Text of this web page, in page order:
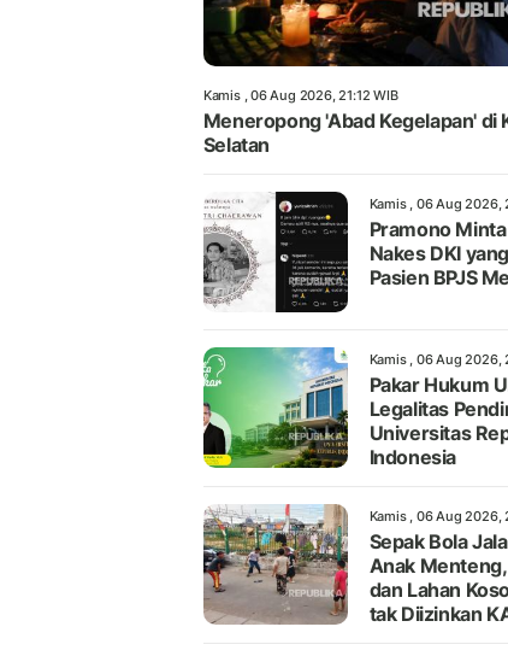
Kamis , 06 Aug 2026, 21:12 WIB
Meneropong 'Abad Kegelapan' di
Selatan
Kamis , 06 Aug 2026,
Pramono
Nakes DKI
Pasien BPJS
Kamis , 06 Aug 2026,
Pakar Hukum
Legalitas
Universitas
Indonesia
Kamis , 06 Aug 2026,
Sepak Bola
Anak
dan Lahan
tak Diizinkan